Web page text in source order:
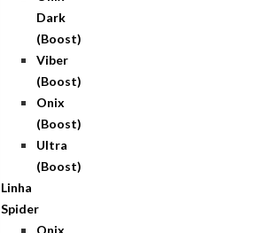
Dark
(Boost)
Viber
(Boost)
Onix
(Boost)
Ultra
(Boost)
Linha
Spider